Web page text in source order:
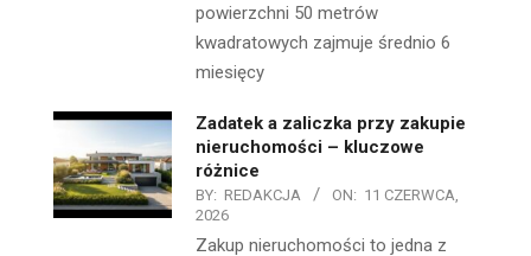
powierzchni 50 metrów
kwadratowych zajmuje średnio 6
miesięcy
Zadatek a zaliczka przy zakupie
nieruchomości – kluczowe
różnice
BY: REDAKCJA ON: 11 CZERWCA,
2026
Zakup nieruchomości to jedna z